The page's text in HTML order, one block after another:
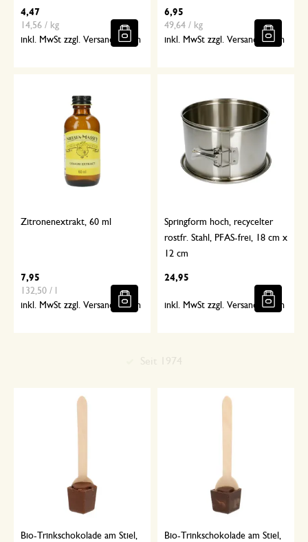
4,47
14,56 / kg
inkl. MwSt zzgl. Versandkosten
6,95
49,64 / kg
inkl. MwSt zzgl. Versandkosten
Zitronenextrakt, 60 ml
7,95
132,50 / l
inkl. MwSt zzgl. Versandkosten
Springform hoch, recycelter
rostfr. Stahl, PFAS-frei, 18 cm x
12 cm
24,95
inkl. MwSt zzgl. Versandkosten
Bio-Trinkschokolade am Stiel,
Bio-Trinkschokolade am Stiel,